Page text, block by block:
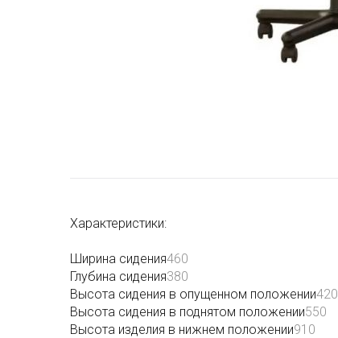
Характеристики:
Ширина сидения460
Глубина сидения380
Высота сидения в опущенном положении420
Высота сидения в поднятом положении550
Высота изделия в нижнем положении910